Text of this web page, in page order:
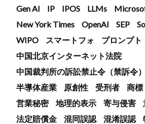
Gen AI
IP IPOS LLMs
New York Times
OpenAI SEP
WIPO
スマートフォ プロンプト
中国北京インターネット法院
中国裁判所の訴訟禁止令（禁訴令）
半導体産業
原創性 受刑者 商標
営業秘密
地理的表示 寄与侵害
法定賠償金
混同誤認 混淆誤認